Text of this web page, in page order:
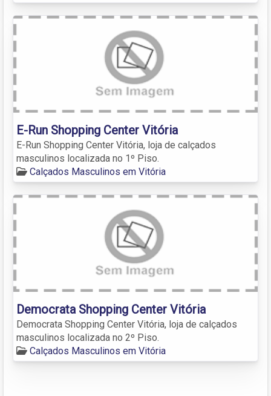
E-Run Shopping Center Vitória
E-Run Shopping Center Vitória, loja de calçados
masculinos localizada no 1º Piso.
Calçados Masculinos em Vitória
Democrata Shopping Center Vitória
Democrata Shopping Center Vitória, loja de calçados
masculinos localizada no 2º Piso.
Calçados Masculinos em Vitória